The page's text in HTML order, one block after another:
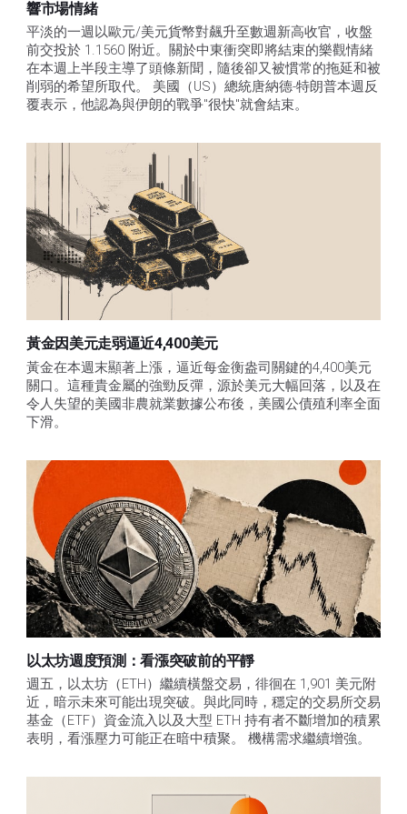
響市場情緒
平淡的一週以歐元/美元貨幣對飆升至數週新高收官，收盤
前交投於 1.1560 附近。關於中東衝突即將結束的樂觀情緒
在本週上半段主導了頭條新聞，隨後卻又被慣常的拖延和被
削弱的希望所取代。 美國（US）總統唐納德-特朗普本週反
覆表示，他認為與伊朗的戰爭"很快"就會結束。
黃金因美元走弱逼近4,400美元
黃金在本週末顯著上漲，逼近每金衡盎司關鍵的4,400美元
關口。這種貴金屬的強勁反彈，源於美元大幅回落，以及在
令人失望的美國非農就業數據公布後，美國公債殖利率全面
下滑。
以太坊週度預測：看漲突破前的平靜
週五，以太坊（ETH）繼續橫盤交易，徘徊在 1,901 美元附
近，暗示未來可能出現突破。與此同時，穩定的交易所交易
基金（ETF）資金流入以及大型 ETH 持有者不斷增加的積累
表明，看漲壓力可能正在暗中積聚。 機構需求繼續增強。